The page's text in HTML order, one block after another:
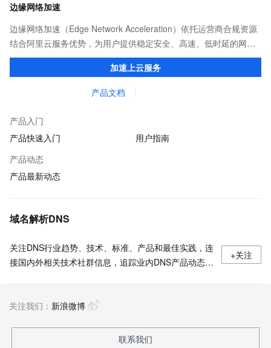
边缘网络加速
边缘网络加速（Edge Network Acceleration）依托运营商合规资源
结合阿里云服务优势，为用户提供稳定安全、高速、低时延的网络
传输，解决客户不同站点的连接、组网、数据安全传输、业务质量
加速上云服务
产品文档
产品入门
产品快速入门
用户指南
产品动态
产品最新动态
域名解析DNS
关注DNS行业趋势、技术、标准、产品和最佳实践，连
接国内外相关技术社群信息，追踪业内DNS产品动态，
+关注
关注我们： 新浪微博
联系我们